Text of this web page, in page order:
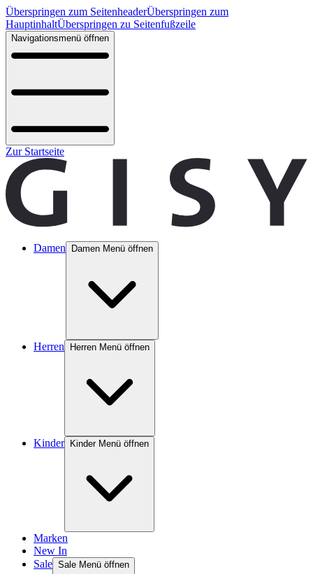
Überspringen zum SeitenheaderÜberspringen zum
HauptinhaltÜberspringen zu Seitenfußzeile
Navigationsmenü öffnen
Zur Startseite
Damen Damen Menü öffnen
Herren Herren Menü öffnen
Kinder Kinder Menü öffnen
Marken
New In
Sale Sale Menü öffnen